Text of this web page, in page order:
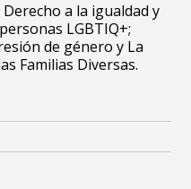
Derecho a la igualdad y
LGBTIQ+;
de género y La
Familias Diversas.